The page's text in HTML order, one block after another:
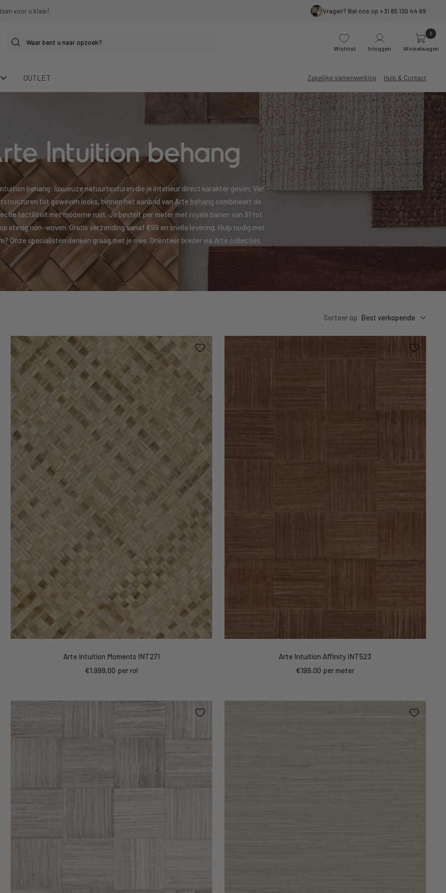
voor u klaar! Vragen? Bel ons op +31 85 130 44 69
Wishlist Inloggen Winkelwagen
0
OUTLET Zakelijke samenwerking Hulp & Contact
Intuition behang
behang: luxueuze natuurtexturen die je interieur direct karakter geven. Van
tot geweven looks, binnen het aanbod vanArte behang combineert de
tactiliteit met moderne rust. Je bestelt per meter met royale banen van 91 tot
op stevig non-woven. Gratis verzending vanaf €99 en snelle levering. Hulp nodig met
Onze specialisten denken graag met je mee. Oriënteer breder via Arte collecties.
Sorteer op Best verkopende
Arte Intuition Moments INT271
Kortings
€1.999,00 per rol
Arte Intuition Affinity INT523
Kortings
€199,00 per meter